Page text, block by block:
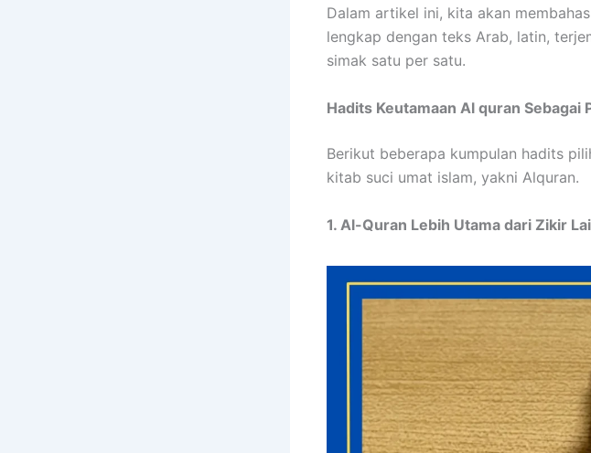
Dalam artikel ini, kita akan
lengkap dengan teks Arab, latin,
simak satu per satu.
Hadits Keutamaan Al quran Sebagai
Berikut beberapa kumpulan hadits
kitab suci umat islam, yakni Alquran.
1. Al-Quran Lebih Utama dari Zikir